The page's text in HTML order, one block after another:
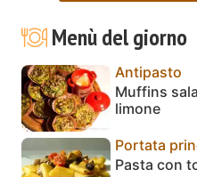
Menù del giorno
Antipasto
Muffins
limone
Portata
Pasta con